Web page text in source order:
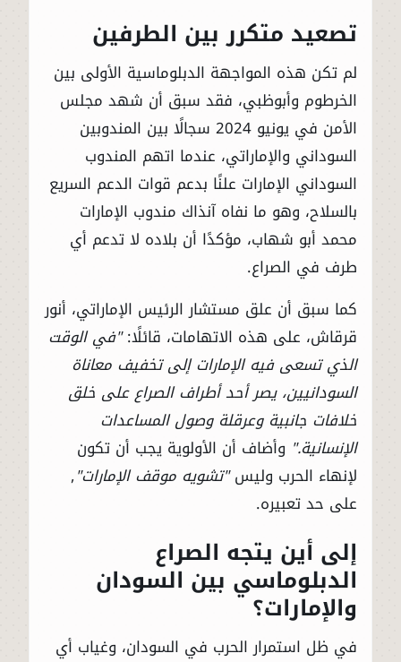
تصعيد متكرر بين الطرفين
لم تكن هذه المواجهة الدبلوماسية الأولى بين
الخرطوم وأبوظبي، فقد سبق أن شهد مجلس
الأمن في يونيو 2024 سجالًا بين المندوبين
السوداني والإماراتي، عندما اتهم المندوب
السوداني الإمارات علنًا بدعم قوات الدعم السريع
بالسلاح، وهو ما نفاه آنذاك مندوب الإمارات
محمد أبو شهاب، مؤكدًا أن بلاده لا تدعم أي
طرف في الصراع.
كما سبق أن علق مستشار الرئيس الإماراتي، أنور
قرقاش، على هذه الاتهامات، قائلًا:"في الوقت
الذي تسعى فيه الإمارات إلى تخفيف معاناة
السودانيين، يصر أحد أطراف الصراع على خلق
خلافات جانبية وعرقلة وصول المساعدات
الإنسانية." وأضاف أن الأولوية يجب أن تكون
لإنهاء الحرب وليس"تشويه موقف الإمارات",
على حد تعبيره.
إلى أين يتجه الصراع
الدبلوماسي بين السودان
والإمارات؟
في ظل استمرار الحرب في السودان، وغياب أي